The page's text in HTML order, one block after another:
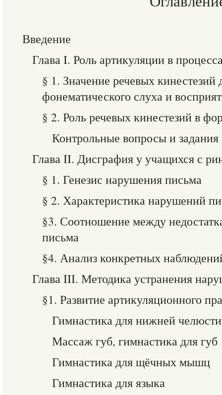
Введение
Глава I. Роль артикуляции в
§ 1. Значение речевых
фонематического слуха и
§ 2. Роль речевых кинестезий в
Контрольные вопросы и задания
Глава II. Дисграфия у учащихся с
§ 1. Генезис нарушения письма
§ 2. Характеристика нарушений
§3. Соотношение между
письма
§4. Анализ конкретных
Глава III. Методика устранения
§1. Развитие артикуляционного
Гимнастика для нижней челюсти
Массаж губ, гимнастика для губ
Гимнастика для щёчных мышц
Гимнастика для языка